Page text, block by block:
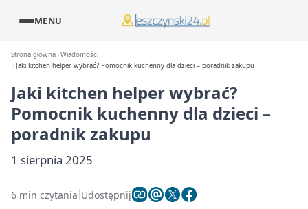
MENU
Strona główna Wiadomości
Jaki kitchen helper wybrać? Pomocnik kuchenny dla dzieci – poradnik zakupu
Jaki kitchen helper wybrać?
Pomocnik kuchenny dla dzieci –
poradnik zakupu
1 sierpnia 2025
6 min czytania Udostępnij